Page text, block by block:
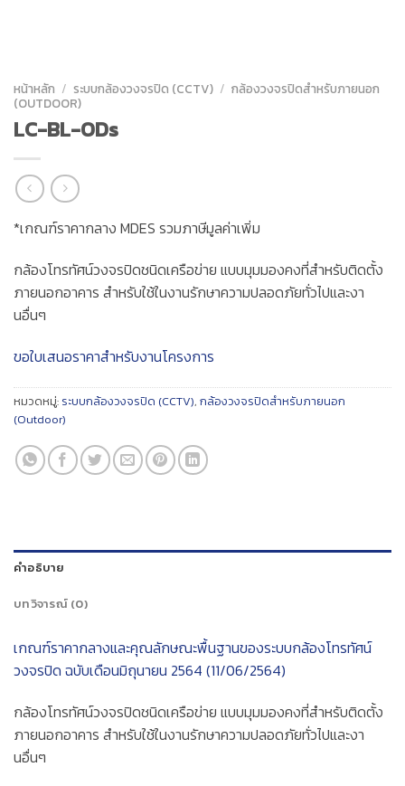
หน้าหลัก / ระบบกล้องวงจรปิด (CCTV) / กล้องวงจรปิดสำหรับภายนอก
(OUTDOOR)
LC-BL-ODs
*เกณฑ์ราคากลาง MDES รวมภาษีมูลค่าเพิ่ม
กล้องโทรทัศน์วงจรปิดชนิดเครือข่าย แบบมุมมองคงที่สำหรับติดตั้ง
ภายนอกอาคาร สำหรับใช้ในงานรักษาความปลอดภัยทั่วไปและงา
นอื่นๆ
ขอใบเสนอราคาสำหรับงานโครงการ
หมวดหมู่: ระบบกล้องวงจรปิด (CCTV), กล้องวงจรปิดสำหรับภายนอก
(Outdoor)
คำอธิบาย
บทวิจารณ์ (0)
เกณฑ์ราคากลางและคุณลักษณะพื้นฐานของระบบกล้องโทรทัศน์
วงจรปิด ฉบับเดือนมิถุนายน 2564 (11/06/2564)
กล้องโทรทัศน์วงจรปิดชนิดเครือข่าย แบบมุมมองคงที่สำหรับติดตั้ง
ภายนอกอาคาร สำหรับใช้ในงานรักษาความปลอดภัยทั่วไปและงา
นอื่นๆ